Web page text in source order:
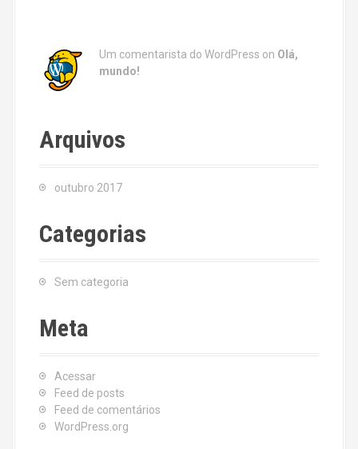
Um comentarista do WordPress on Olá,
mundo!
Arquivos
outubro 2017
Categorias
Sem categoria
Meta
Acessar
Feed de posts
Feed de comentários
WordPress.org